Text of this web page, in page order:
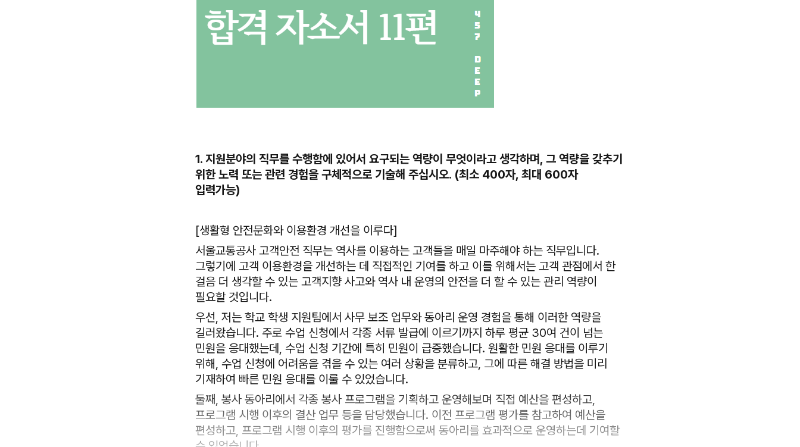
1. 지원분야의 직무를 수행함에 있어서 요구되는 역량이 무엇이라고 생각하며, 그 역량을 갖추기
위한 노력 또는 관련 경험을 구체적으로 기술해 주십시오. (최소 400자, 최대 600자
입력가능)
[생활형 안전문화와 이용환경 개선을 이루다]
서울교통공사 고객안전 직무는 역사를 이용하는 고객들을 매일 마주해야 하는 직무입니다.
그렇기에 고객 이용환경을 개선하는 데 직접적인 기여를 하고 이를 위해서는 고객 관점에서 한
걸음 더 생각할 수 있는 고객지향 사고와 역사 내 운영의 안전을 더 할 수 있는 관리 역량이
필요할 것입니다.
우선, 저는 학교 학생 지원팀에서 사무 보조 업무와 동아리 운영 경험을 통해 이러한 역량을
길러왔습니다. 주로 수업 신청에서 각종 서류 발급에 이르기까지 하루 평균 30여 건이 넘는
민원을 응대했는데, 수업 신청 기간에 특히 민원이 급증했습니다. 원활한 민원 응대를 이루기
위해, 수업 신청에 어려움을 겪을 수 있는 여러 상황을 분류하고, 그에 따른 해결 방법을 미리
기재하여 빠른 민원 응대를 이룰 수 있었습니다.
둘째, 봉사 동아리에서 각종 봉사 프로그램을 기획하고 운영해보며 직접 예산을 편성하고,
프로그램 시행 이후의 결산 업무 등을 담당했습니다. 이전 프로그램 평가를 참고하여 예산을
편성하고, 프로그램 시행 이후의 평가를 진행함으로써 동아리를 효과적으로 운영하는데 기여할